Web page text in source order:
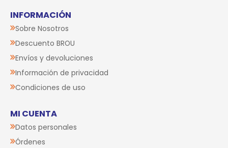
INFORMACIÓN
Sobre Nosotros
Descuento BROU
Envíos y devoluciones
Información de privacidad
Condiciones de uso
MI CUENTA
Datos personales
Órdenes